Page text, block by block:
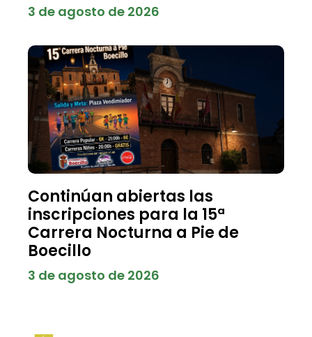
3 de agosto de 2026
Continúan abiertas las
inscripciones para la 15ª
Carrera Nocturna a Pie de
Boecillo
3 de agosto de 2026